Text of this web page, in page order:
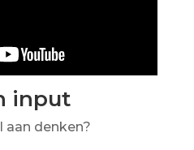
input
aan denken?